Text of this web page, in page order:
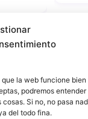
la web funcione bien
podremos
Si no, no pasa
del todo fina.